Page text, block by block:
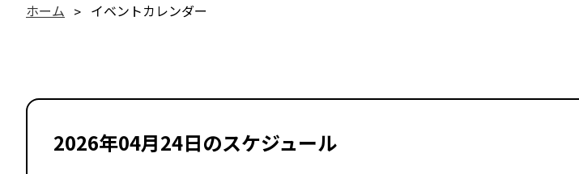
ホーム イベントカレンダー
2026年04月24日のスケジュール